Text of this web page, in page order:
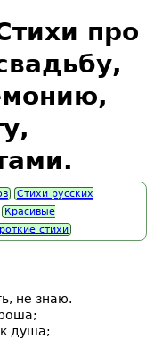
про
Стихи русских
Красивые
стихи
не знаю.
душа;